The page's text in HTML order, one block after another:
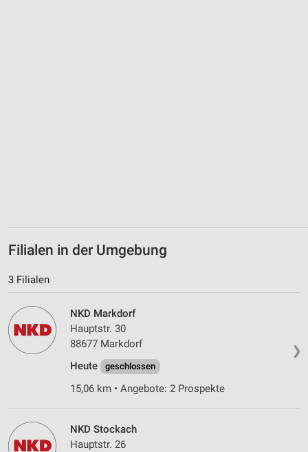
Filialen in der Umgebung
3 Filialen
❯
NKD Markdorf
Hauptstr. 30
88677 Markdorf
Heute
geschlossen
15,06 km • Angebote: 2 Prospekte
NKD Stockach
Hauptstr. 26
Verwendung genauer Standortdaten
Geräte anhand von aktiv angeforderten
Nicht-IAB-Verarbeitungszwecke:
Notwendig
Performance
Werbung